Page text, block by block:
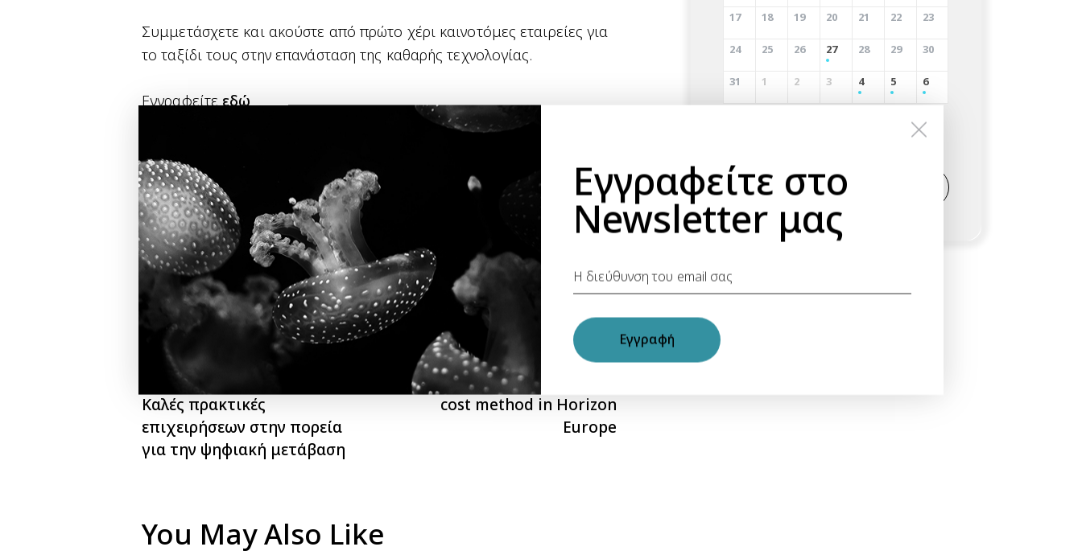
Συμμετάσχετε και ακούστε από πρώτο χέρι καινοτόμες εταιρείες για
το ταξίδι τους στην επανάσταση της καθαρής τεχνολογίας.
Εγγραφείτεεδώ
- start-ups Επιχειρηματικότητα
PREVIOUS
Διαδραστική εκδήλωση:
Καλές πρακτικές
επιχειρήσεων στην πορεία
για την ψηφιακή μετάβαση
NEXT
Personnel Unit Cost – New
cost method in Horizon
Europe
You May Also Like
17 18 19 20 21 22 23
24 25 26 27 28 29 30
31 1 2 3 4 5 6
Εγγραφείτε στο
Newsletter μας
Εγγραφή